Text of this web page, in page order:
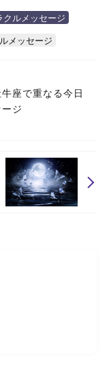
クルメッセージ
メッセージ
座で重なる今日
ジ